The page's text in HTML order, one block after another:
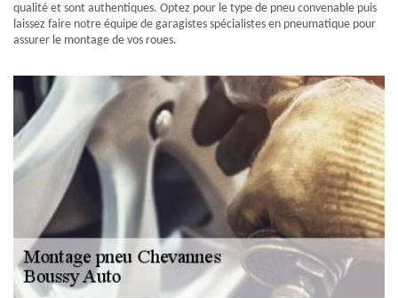
qualité et sont authentiques. Optez pour le type de pneu convenable puis
laissez faire notre équipe de garagistes spécialistes en pneumatique pour
assurer le montage de vos roues.